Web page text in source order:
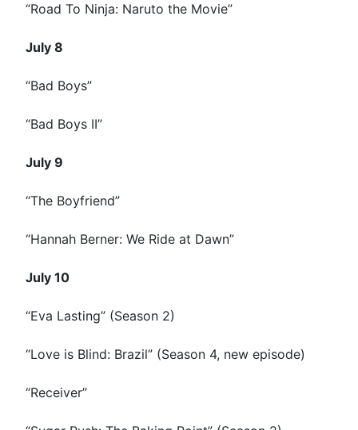
“Road To Ninja: Naruto the Movie”
July 8
“Bad Boys”
“Bad Boys II”
July 9
“The Boyfriend”
“Hannah Berner: We Ride at Dawn”
July 10
“Eva Lasting” (Season 2)
“Love is Blind: Brazil” (Season 4, new episode)
“Receiver”